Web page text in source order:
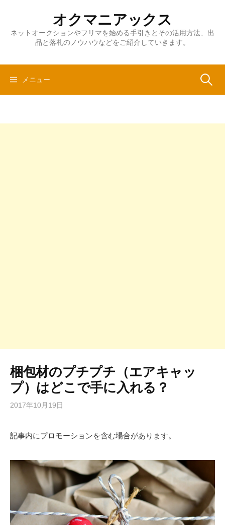
キ
オクマニアックス
ネットオークションやフリマを始める手引きとその活用方法、出
品と落札のノウハウなどをご紹介していきます。
メニュー 検
梱包材のプチプチ（エアキャッ
プ）はどこで手に入れる？
2017年10月19日
記事内にプロモーションを含む場合があります。